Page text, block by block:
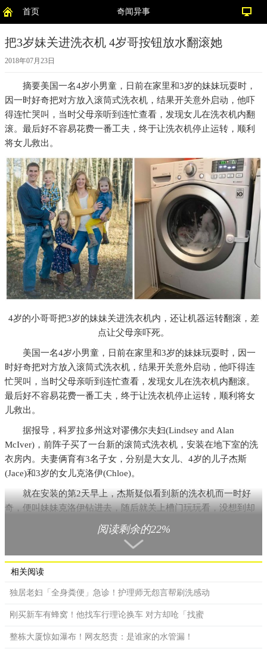
首页 奇闻异事
把3岁妹关进洗衣机 4岁哥按钮放水翻滚她
2018年07月23日
摘要美国一名4岁小男童，日前在家里和3岁的妹妹玩耍时，
因一时好奇把对方放入滚筒式洗衣机，结果开关意外启动，他吓
得连忙哭叫，当时父母亲听到连忙查看，发现女儿在洗衣机内翻
滚。最后好不容易花费一番工夫，终于让洗衣机停止运转，顺利
将女儿救出。
4岁的小哥哥把3岁的妹妹关进洗衣机内，还让机器运转翻滚，差
点让父母亲吓死。
美国一名4岁小男童，日前在家里和3岁的妹妹玩耍时，因一
时好奇把对方放入滚筒式洗衣机，结果开关意外启动，他吓得连
忙哭叫，当时父母亲听到连忙查看，发现女儿在洗衣机内翻滚。
最后好不容易花费一番工夫，终于让洗衣机停止运转，顺利将女
儿救出。
据报导，科罗拉多州这对谬佛尔夫妇(Lindsey and Alan
McIver)，前阵子买了一台新的滚筒式洗衣机，安装在地下室的洗
衣房内。夫妻俩育有3名子女，分别是大女儿、4岁的儿子杰斯
(Jace)和3岁的女儿克洛伊(Chloe)。
就在安装的第2天早上，杰斯疑似看到新的洗衣机而一时好
奇，便叫妹妹克洛伊钻进去，随后就关上槽门玩玩看，没想到却
停不下来，他又急又哭地大喊，父母亲听到后连忙前查往看。
谬佛尔夫妻看到这一幕当场吓呆，洗衣机内不断地喷水，克
洛伊则是滚桶内翻滚。谬佛尔先生使尽全力企图打开洗衣槽门，
但就是打不开；由于是新机器不熟悉操作，夫妻俩不停地乱按各
女儿。
这段经历让谬佛尔夫妻心有余悸，事后在脸书分享这段惊魂
记。他们提醒所有家里有幼儿的家长们，「一定要弄清楚洗衣机
阅读剩余的22%
相关阅读
独居老妇「全身粪便」急诊！护理师无怨言帮刷洗感动
刚买新车有蜂窝！他找车行理论换车 对方却呛「找蜜
整栋大厦惊如瀑布！网友怒责：是谁家的水管漏！